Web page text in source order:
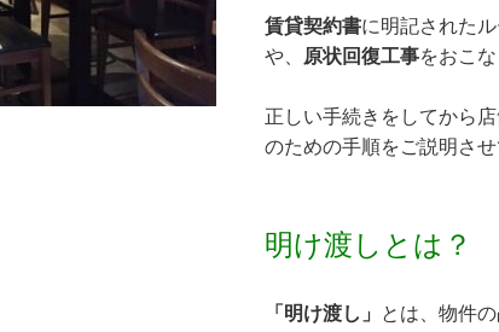
賃貸契約書に明記されたル
や、
原状回復工事をおこ
正しい手続きをしてから
のための手順をご説明させ
明け渡しとは？
「明け渡し」 とは、物件の